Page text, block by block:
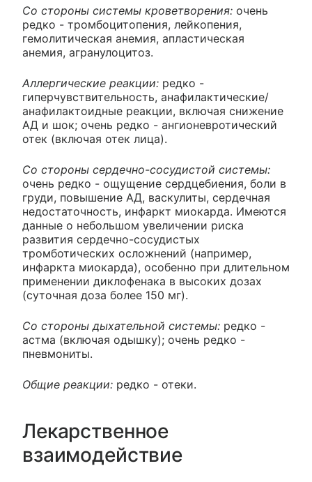
Со стороны системы кроветворения: очень
редко - тромбоцитопения, лейкопения,
гемолитическая анемия, апластическая
анемия, агранулоцитоз.
Аллергические реакции: редко -
гиперчувствительность, анафилактические/
анафилактоидные реакции, включая снижение
АД и шок; очень редко - ангионевротический
отек (включая отек лица).
Со стороны сердечно-сосудистой системы:
очень редко - ощущение сердцебиения, боли в
груди, повышение АД, васкулиты, сердечная
недостаточность, инфаркт миокарда. Имеются
данные о небольшом увеличении риска
развития сердечно-сосудистых
тромботических осложнений (например,
инфаркта миокарда), особенно при длительном
применении диклофенака в высоких дозах
(суточная доза более 150 мг).
Со стороны дыхательной системы: редко -
астма (включая одышку); очень редко -
пневмониты.
Общие реакции: редко - отеки.
Лекарственное
взаимодействие